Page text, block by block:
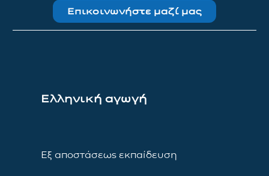
Επικοινωνήστε μαζί μας
Ελληνική αγωγή
Εξ αποστάσεως εκπαίδευση